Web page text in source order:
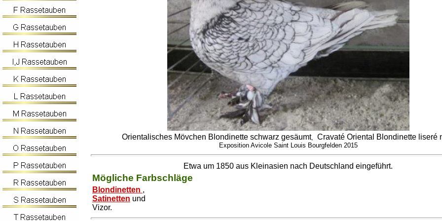
Orientalisches Mövchen Blondinette schwarz gesäumt, Cravaté Oriental Blondinette liseré
Exposition Avicole Saint Louis Bourgfelden 2015
Etwa um 1850 aus Kleinasien nach Deutschland eingeführt.
Mögliche Farbschläge
Blondinetten ,
Satinetten und
Vizor.